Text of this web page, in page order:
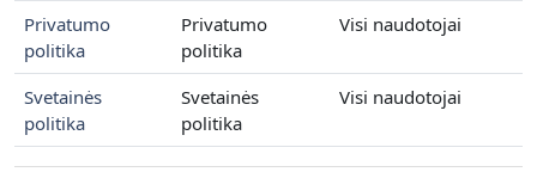
Privatumo
politika
Privatumo
politika
Visi naudotojai
Svetainės
politika
Svetainės
politika
Visi naudotojai